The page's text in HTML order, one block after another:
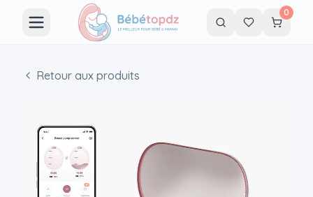
0
Retour aux produits